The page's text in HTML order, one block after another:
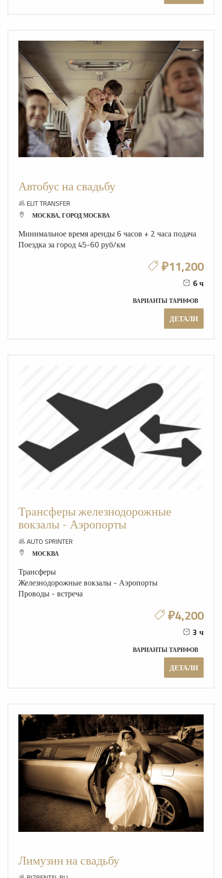
Автобус на свадьбу
ELIT TRANSFER
МОСКВА, ГОРОД МОСКВА
Минимальное время аренды 6 часов + 2 часа подача
Поездка за город 45-60 руб/км
₽11,200
6 ч
ВАРИАНТЫ ТАРИФОВ
ДЕТАЛИ
Трансферы железнодорожные
вокзалы - Аэропорты
AUTO SPRINTER
МОСКВА
Трансферы
Железнодорожные вокзалы - Аэропорты
Проводы - встреча
₽4,200
3 ч
ВАРИАНТЫ ТАРИФОВ
ДЕТАЛИ
Лимузин на свадьбу